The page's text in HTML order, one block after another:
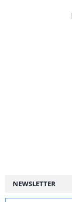
NEWSLETTER